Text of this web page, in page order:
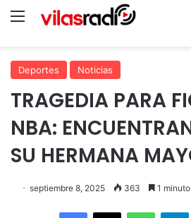
Menú
Deportes Noticias
TRAGEDIA PARA
NBA:
SU HERMANA
septiembre 8, 2025 363 1
Facebook
X